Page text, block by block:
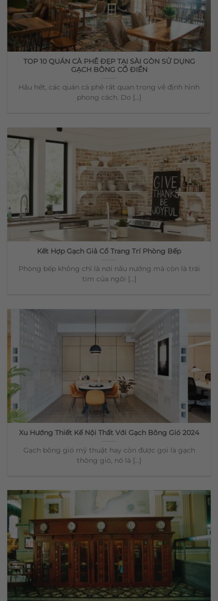
TOP 10 QUÁN CÀ PHÊ ĐẸP TẠI SÀI GÒN SỬ DỤNG
GẠCH BÔNG CỔ ĐIỂN
Hầu hết, các quán cà phê rất quan trọng về định hình
phong cách. Do [...]
Kết Hợp Gạch Giả Cổ Trang Trí Phòng Bếp
Phòng bếp không chỉ là nơi nấu nướng mà còn là trái
tim của ngôi [...]
Xu Hướng Thiết Kế Nội Thất Với Gạch Bông Gió 2024
Gạch bông gió mỹ thuật hay còn được gọi là gạch
thông gió, nó là [...]